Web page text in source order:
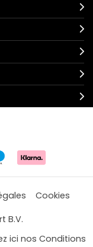
Cookies
B.V.
ici nos Conditions